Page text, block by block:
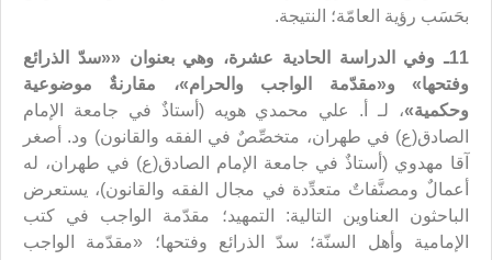
بحَسَب رؤية العامّة؛ النتيجة.
11ـ وفي الدراسة الحادية عشرة، وهي بعنوان «
«سدّ الذرائع
وفتحها» و«مقدّمة الواجب والحرام»، مقارنةٌ موضوعية
وحكمية»، لـ أ. علي محمدي هويه (أستاذٌ في جامعة الإمام
الصادق(ع) في طهران، متخصِّصٌ في الفقه والقانون) ود. أصغر
آقا مهدوي (أستاذٌ في جامعة الإمام الصادق(ع) في طهران، له
أعمالٌ ومصنَّفاتٌ متعدِّدة في مجال الفقه والقانون)، يستعرض
الباحثون العناوين التالية: التمهيد؛ مقدّمة الواجب في كتب
الإمامية وأهل السنّة؛ سدّ الذرائع وفتحها؛ «مقدّمة الواجب